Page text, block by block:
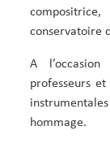
compositrice,
conservatoire
A
professeurs
hommage.